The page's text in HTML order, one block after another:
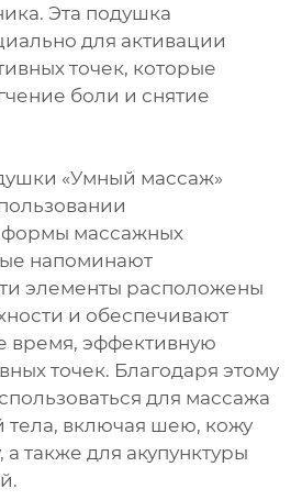
Эта подушка
для активации
точек, которые
боли и снятие
«Умный массаж»
формы массажных
напоминают
элементы расположены
и обеспечивают
время, эффективную
точек. Благодаря этому
для массажа
тела, включая шею, кожу
также для акупунктуры